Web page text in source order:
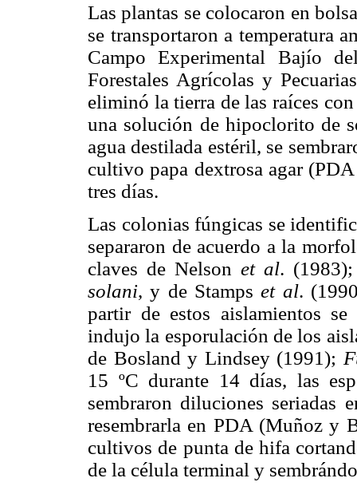
Las plantas se colocaron en
se transportaron a temperatura
Campo Experimental Bajío
Forestales Agrícolas y
eliminó la tierra de las raíces
una solución de hipoclorito de
agua destilada estéril, se
cultivo papa dextrosa agar
tres días.
Las colonias fúngicas se
separaron de acuerdo a la
claves de Nelson et al.
solani, y de Stampset al.
partir de estos aislamientos
indujo la esporulación de los
de Bosland y Lindsey (1991);
15 ºC durante 14 días, las
sembraron diluciones seriadas
resembrarla en PDA (Muñoz y
cultivos de punta de hifa
de la célula terminal y